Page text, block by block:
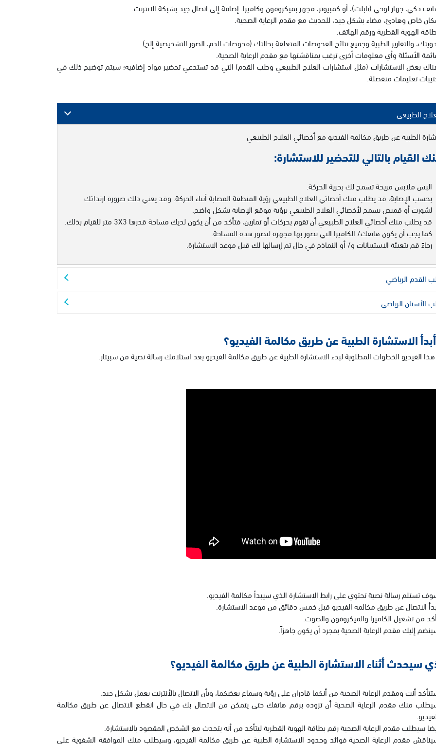
ذكي، جهاز لوحي (تابلت)، أو كمبيوتر، مجهز بميكروفون وكاميرا. إضافة إلى اتصال جيد بشبكة الانترنت.
خاص وهادئ، مضاء بشكل جيد، للحديث مع مقدم الرعاية الصحية.
الهوية القطرية ورقم الهاتف.
والتقارير الطبية وجميع نتائج الفحوصات المتعلقة بحالتك (فحوصات الدم، الصور التشخيصية إلخ).
الأسئلة وأي معلومات أخرى ترغب بمناقشتها مع مقدم الرعاية الصحية.
بعض الاستشارات (مثل استشارات العلاج الطبيعي وطب القدم) التي قد تستدعي تحضير مواد إضافية؛ سيتم توضيح ذلك في
تعليمات منفصلة.
الطبيعي
الطبية عن طريق مكالمة الفيديو مع أخصائي العلاج الطبيعي
القيام بالتالي للتحضير للاستشارة:
البس ملابس مريحة تسمح لك بحرية الحركة.
بحسب الإصابة، قد يطلب منك أخصائي العلاج الطبيعي رؤية المنطقة المصابة أثناء الحركة. وقد يعني ذلك ضرورة ارتدائك
لشورت أو قميص يسمح لأخصائي العلاج الطبيعي برؤية موقع الإصابة بشكل واضح.
قد يطلب منك أخصائي العلاج الطبيعي أن تقوم بحركات أو تمارين، فتأكد من أن يكون لديك مساحة قدرها 3X3 متر للقيام بذلك.
كما يجب أن يكون هاتفك/ الكاميرا التي تصور بها مجهزة لتصور هذه المساحة.
رجاءً قم بتعبئة الاستبيانات و/ أو النماذج في حال تم إرسالها لك قبل موعد الاستشارة.
القدم الرياضي
الأسنان الرياضي
الاستشارة الطبية عن طريق مكالمة الفيديو؟
الفيديو الخطوات المطلوبة لبدء الاستشارة الطبية عن طريق مكالمة الفيديو بعد استلامك رسالة نصية من سبيتار.
تستلم رسالة نصية تحتوي على رابط الاستشارة الذي سيبدأ مكالمة الفيديو.
الاتصال عن طريق مكالمة الفيديو قبل خمس دقائق من موعد الاستشارة.
من تشغيل الكاميرا والميكروفون والصوت.
إليك مقدم الرعاية الصحية بمجرد أن يكون جاهزاً.
سيحدث أثناء الاستشارة الطبية عن طريق مكالمة الفيديو؟
أنت ومقدم الرعاية الصحية من أنكما قادران على رؤية وسماع بعضكما، وبأن الاتصال بالأنترنت يعمل بشكل جيد.
منك مقدم الرعاية الصحية أن تزوده برقم هاتفك حتى يتمكن من الاتصال بك في حال انقطع الاتصال عن طريق مكالمة
سيطلب مقدم الرعاية الصحية رقم بطاقة الهوية القطرية ليتأكد من أنه يتحدث مع الشخص المقصود بالاستشارة.
مقدم الرعاية الصحية فوائد وحدود الاستشارة الطبية عن طريق مكالمة الفيديو، وسيطلب منك الموافقة الشفوية على